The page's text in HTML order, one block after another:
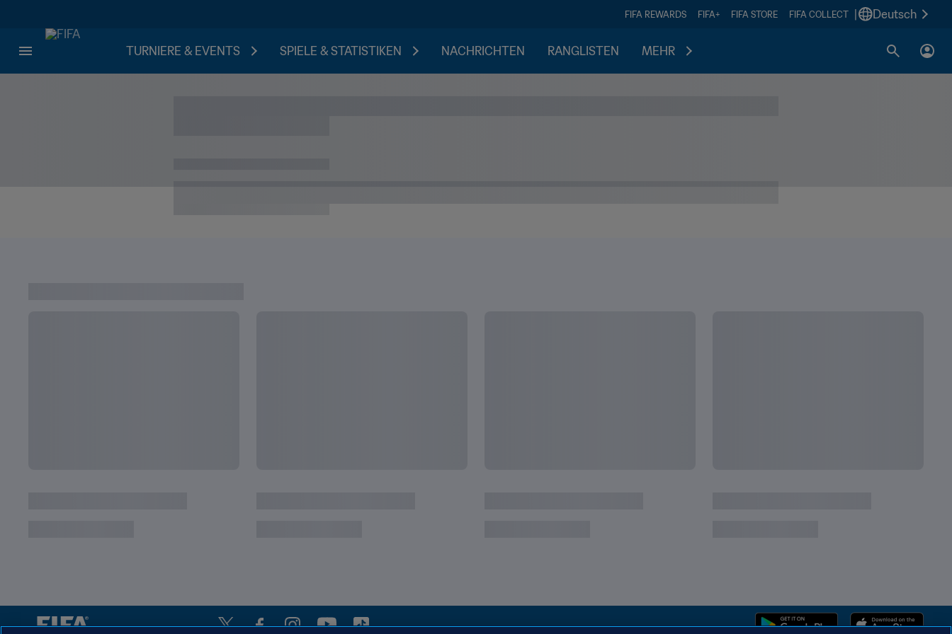
FIFA REWARDS FIFA+ FIFA STORE FIFA COLLECT Deutsch
TURNIERE & EVENTS SPIELE & STATISTIKEN NACHRICHTEN RANGLISTEN MEHR